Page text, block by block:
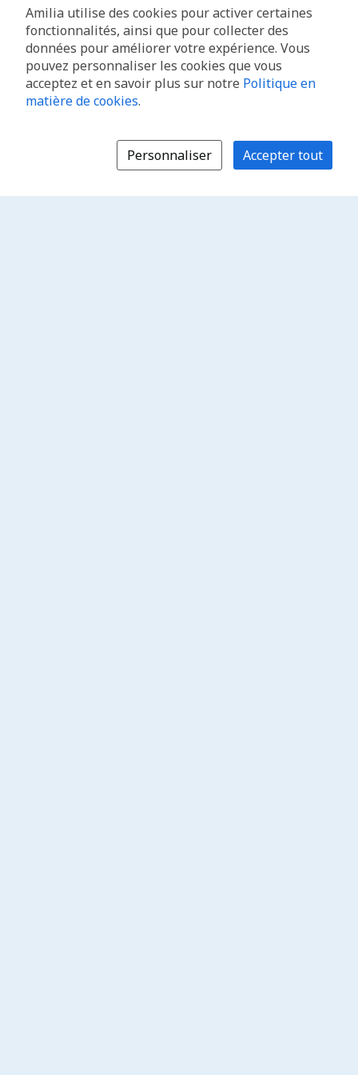
Amilia utilise des cookies pour activer certaines
fonctionnalités, ainsi que pour collecter des
données pour améliorer votre expérience. Vous
pouvez personnaliser les cookies que vous
acceptez et en savoir plus sur notre Politique en
matière de cookies.
Personnaliser Accepter tout